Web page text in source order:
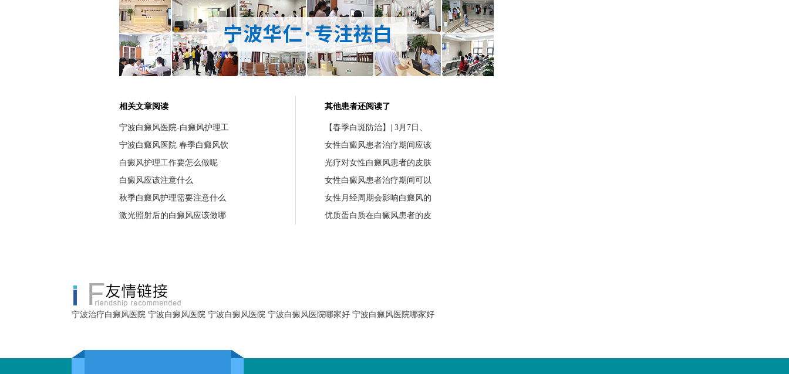
相关文章阅读
宁波白癜风医院-白癜风护理工
宁波白癜风医院 春季白癜风饮
白癜风护理工作要怎么做呢
白癜风应该注意什么
秋季白癜风护理需要注意什么
激光照射后的白癜风应该做哪
其他患者还阅读了
【春季白斑防治】| 3月7日、
女性白癜风患者治疗期间应该
光疗对女性白癜风患者的皮肤
女性白癜风患者治疗期间可以
女性月经周期会影响白癜风的
优质蛋白质在白癜风患者的皮
宁波治疗白癜风医院 宁波白癜风医院 宁波白癜风医院 宁波白癜风医院哪家好 宁波白癜风医院哪家好